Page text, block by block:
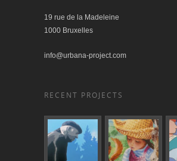
19 rue de la Madeleine
1000 Bruxelles
info@urbana-project.com
RECENT PROJECTS